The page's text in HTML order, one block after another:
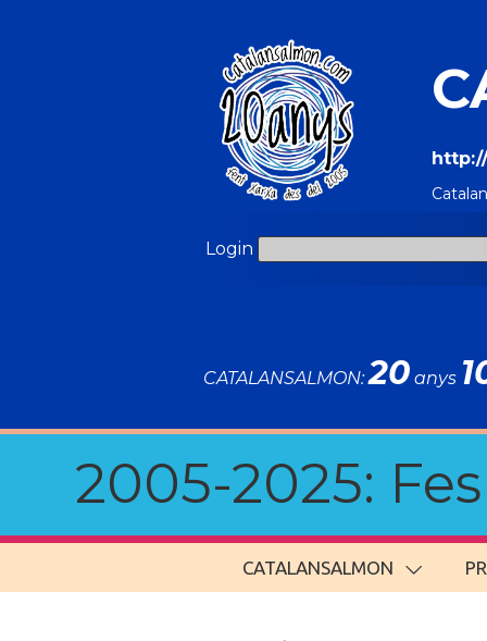
Login
CATALANSALMON:20anys
2005-2025:
CATALANSALMON